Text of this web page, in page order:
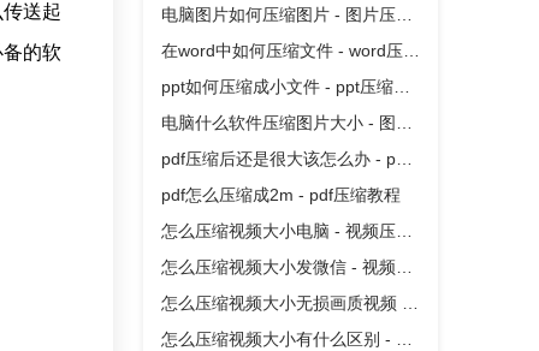
送起
的软
缩教程
电脑图片如何压缩图片 - 图片压缩
教程
在word中如何压缩文件 - word压缩
教程
ppt如何压缩成小文件 - ppt压缩教
程
电脑什么软件压缩图片大小 - 图片
压缩教程
pdf压缩后还是很大该怎么办 - pdf
压缩教程
pdf怎么压缩成2m - pdf压缩教程
怎么压缩视频大小电脑 - 视频压缩
教程
怎么压缩视频大小发微信 - 视频压
缩教程
怎么压缩视频大小无损画质视频 -
视频压缩教程
怎么压缩视频大小有什么区别 - 视